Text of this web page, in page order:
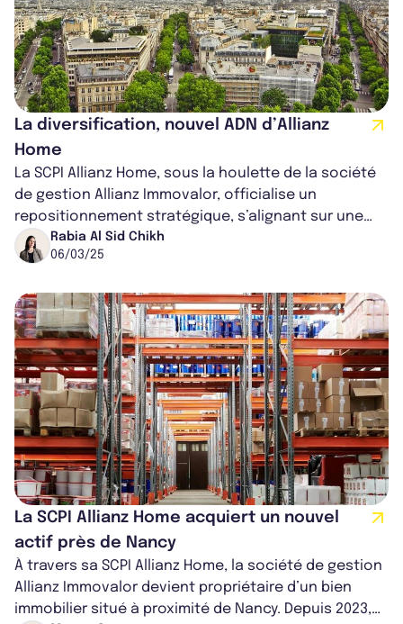
La diversification, nouvel ADN d’Allianz
Home
La SCPI Allianz Home, sous la houlette de la société
de gestion Allianz Immovalor, officialise un
repositionnement stratégique, s’alignant sur une
tendance de fond : la diversific...
Rabia Al Sid Chikh
06/03/25
La SCPI Allianz Home acquiert un nouvel
actif près de Nancy
À travers sa SCPI Allianz Home, la société de gestion
Allianz Immovalor devient propriétaire d’un bien
immobilier situé à proximité de Nancy. Depuis 2023,